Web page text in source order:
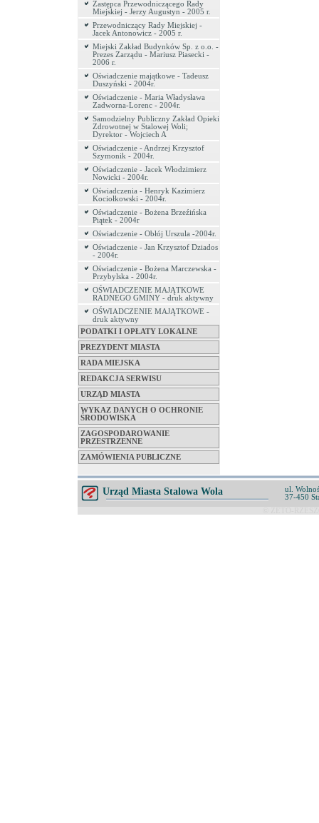
Zastępca Przewodniczącego Rady
Miejskiej - Jerzy Augustyn - 2005 r.
Przewodniczący Rady Miejskiej -
Jacek Antonowicz - 2005 r.
Miejski Zakład Budynków Sp. z o.o. -
Prezes Zarządu - Mariusz Piasecki -
2006 r.
Oświadczenie majątkowe - Tadeusz
Duszyński - 2004r.
Oświadczenie - Maria Władysława
Zadworna-Lorenc - 2004r.
Samodzielny Publiczny Zakład Opieki
Zdrowotnej w Stalowej Woli;
Dyrektor - Wojciech A
Oświadczenie - Andrzej Krzysztof
Szymonik - 2004r.
Oświadczenie - Jacek Włodzimierz
Nowicki - 2004r.
Oświadczenia - Henryk Kazimierz
Kociołkowski - 2004r.
Oświadczenie - Bożena Brzeźińska
Piątek - 2004r
Oświadczenie - Obłój Urszula -2004r.
Oświadczenie - Jan Krzysztof Dziados
- 2004r.
Oświadczenie - Bożena Marczewska -
Przybylska - 2004r.
OŚWIADCZENIE MAJĄTKOWE
RADNEGO GMINY - druk aktywny
OŚWIADCZENIE MAJĄTKOWE -
druk aktywny
PODATKI I OPŁATY LOKALNE
PREZYDENT MIASTA
RADA MIEJSKA
REDAKCJA SERWISU
URZĄD MIASTA
WYKAZ DANYCH O OCHRONIE
ŚRODOWISKA
ZAGOSPODAROWANIE
PRZESTRZENNE
ZAMÓWIENIA PUBLICZNE
Urząd Miasta Stalowa Wola
ul.
37-450